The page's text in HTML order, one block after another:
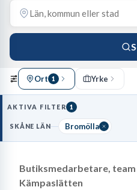
Ort 1 Yrke
AKTIVA FILTER 1
SKÅNE LÄN Bromölla
Butiksmedarbetare,
Kämpaslätten